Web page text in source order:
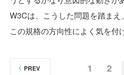
W3Cは、こうした問題を踏ま
この規格の方向性によく気を付
1 2
PREV